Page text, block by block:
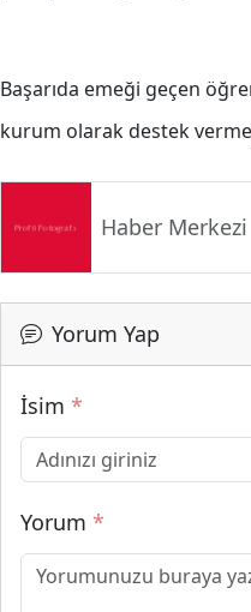
Başarıda emeği geçen
kurum olarak destek
Haber Merkezi
Yorum Yap
İsim *
Yorum *